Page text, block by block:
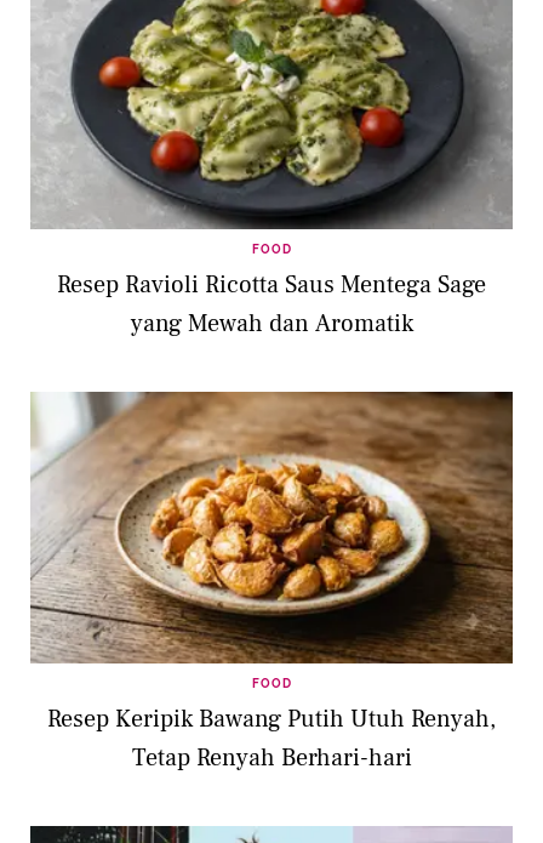
FOOD
Resep Ravioli Ricotta Saus Mentega Sage
yang Mewah dan Aromatik
FOOD
Resep Keripik Bawang Putih Utuh Renyah,
Tetap Renyah Berhari-hari